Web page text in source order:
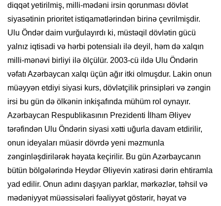
diqqət yetirilmiş, milli-mədəni irsin qorunması dövlət
siyasətinin prioritet istiqamətlərindən birinə çevrilmişdir.
Ulu Öndər daim vurğulayırdı ki, müstəqil dövlətin gücü
yalnız iqtisadi və hərbi potensialı ilə deyil, həm də xalqın
milli-mənəvi birliyi ilə ölçülür. 2003-cü ildə Ulu Öndərin
vəfatı Azərbaycan xalqı üçün ağır itki olmuşdur. Lakin onun
müəyyən etdiyi siyasi kurs, dövlətçilik prinsipləri və zəngin
irsi bu gün də ölkənin inkişafında mühüm rol oynayır.
Azərbaycan Respublikasının Prezidenti İlham Əliyev
tərəfindən Ulu Öndərin siyasi xətti uğurla davam etdirilir,
onun ideyaları müasir dövrdə yeni məzmunla
zənginləşdirilərək həyata keçirilir. Bu gün Azərbaycanın
bütün bölgələrində Heydər Əliyevin xatirəsi dərin ehtiramla
yad edilir. Onun adını daşıyan parklar, mərkəzlər, təhsil və
mədəniyyət müəssisələri fəaliyyət göstərir, həyat və